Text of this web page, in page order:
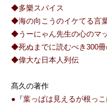
◆多樂スパイス
◆海の向こうのイケてる言
◆うーにゃん先生の心のマ
◆死ぬまでに読むべき300
◆偉大な日本人列伝
髙久の著作
●『葉っぱは見えるが根っこ